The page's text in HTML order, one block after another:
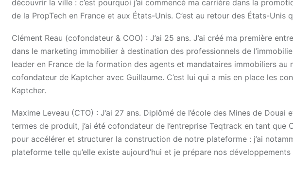
découvrir la ville : c’est pourquoi j’ai commencé ma carrière dans la
de la PropTech en France et aux États-Unis. C’est au retour des États-Unis
Clément Reau (cofondateur & COO) : J’ai 25 ans. J’ai créé ma première
dans le marketing immobilier à destination des professionnels de
leader en France de la formation des agents et mandataires immobiliers au
cofondateur de Kaptcher avec Guillaume. C’est lui qui a mis en place les
Kaptcher.
Maxime Leveau (CTO) : J’ai 27 ans. Diplômé de l’école des Mines de Douai
termes de produit, j’ai été cofondateur de l’entreprise Teqtrack en tant que
pour accélérer et structurer la construction de notre plateforme : j’ai
plateforme telle qu’elle existe aujourd’hui et je prépare nos développements